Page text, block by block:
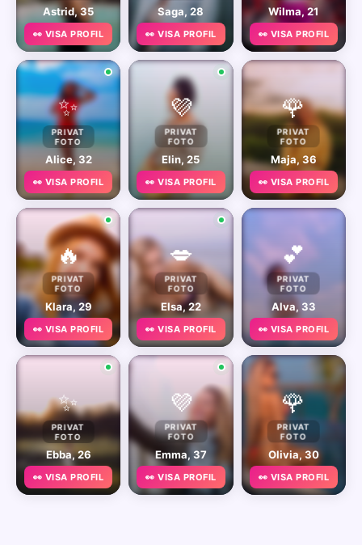
Astrid, 35
👀 VISA PROFIL
Saga, 28
👀 VISA PROFIL
Wilma, 21
👀 VISA PROFIL
✨
PRIVAT
FOTO
Alice, 32
👀 VISA PROFIL
💜
PRIVAT
FOTO
Elin, 25
👀 VISA PROFIL
🌹
PRIVAT
FOTO
Maja, 36
👀 VISA PROFIL
🔥
PRIVAT
FOTO
Klara, 29
👀 VISA PROFIL
💋
PRIVAT
FOTO
Elsa, 22
👀 VISA PROFIL
💕
PRIVAT
FOTO
Alva, 33
👀 VISA PROFIL
✨
PRIVAT
FOTO
Ebba, 26
👀 VISA PROFIL
💜
PRIVAT
FOTO
Emma, 37
👀 VISA PROFIL
🌹
PRIVAT
FOTO
Olivia, 30
👀 VISA PROFIL